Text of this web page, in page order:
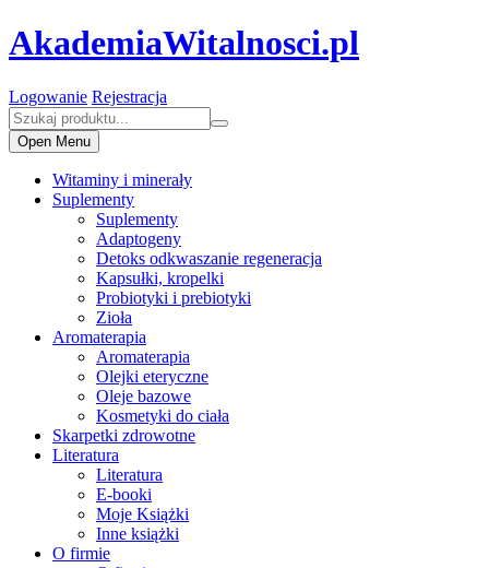
AkademiaWitalnosci.pl
Logowanie Rejestracja
Open Menu
Witaminy i minerały
Suplementy
Suplementy
Adaptogeny
Detoks odkwaszanie regeneracja
Kapsułki, kropelki
Probiotyki i prebiotyki
Zioła
Aromaterapia
Aromaterapia
Olejki eteryczne
Oleje bazowe
Kosmetyki do ciała
Skarpetki zdrowotne
Literatura
Literatura
E-booki
Moje Książki
Inne książki
O firmie